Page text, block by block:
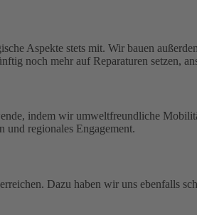
Aspekte stets mit. Wir bauen
noch mehr auf Reparaturen setzen,
indem wir umweltfreundliche
und regionales Engagement.
Dazu haben wir uns ebenfalls